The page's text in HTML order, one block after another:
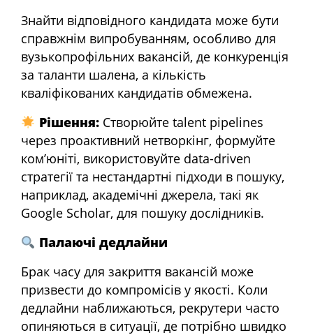
Знайти відповідного кандидата може бути
справжнім випробуванням, особливо для
вузькопрофільних вакансій, де конкуренція
за таланти шалена, а кількість
кваліфікованих кандидатів обмежена.
Рішення:Створюйте talent pipelines
через проактивний нетворкінг, формуйте
ком’юніті, використовуйте data-driven
стратегії та нестандартні підходи в пошуку,
наприклад, академічні джерела, такі як
Google Scholar, для пошуку дослідників.
Палаючі дедлайни
Брак часу для закриття вакансій може
призвести до компромісів у якості. Коли
дедлайни наближаються, рекрутери часто
опиняються в ситуації, де потрібно швидко